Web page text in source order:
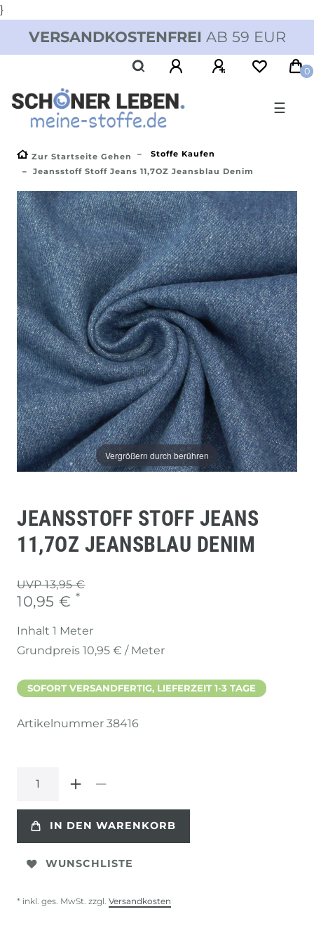
}
VERSANDKOSTENFREI AB 59 EUR
0
☰
Zur Startseite Gehen
Stoffe Kaufen
Jeansstoff Stoff Jeans 11,7OZ Jeansblau Denim
Vergrößern durch berühren
JEANSSTOFF STOFF JEANS
11,7OZ JEANSBLAU DENIM
UVP 13,95 €
10,95 € *
Inhalt 1 Meter
Grundpreis 10,95 € / Meter
SOFORT VERSANDFERTIG, LIEFERZEIT 1-3 TAGE
Artikelnummer 38416
IN DEN WARENKORB
WUNSCHLISTE
* inkl. ges. MwSt. zzgl. Versandkosten